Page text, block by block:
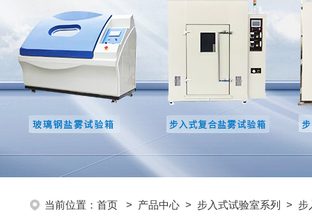
当前位置： 首页 > 产品中心 > 步入式试验室系列 > 步